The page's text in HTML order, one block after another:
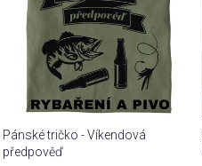
Pánské tričko - Víkendová
předpověď